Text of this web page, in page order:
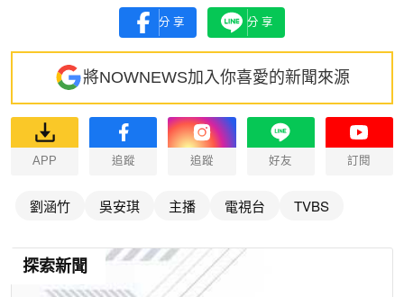
分享 分享
將NOWNEWS加入你喜愛的新聞來源
APP 追蹤 追蹤 好友 訂閱
劉涵竹 吳安琪 主播 電視台 TVBS
探索新聞